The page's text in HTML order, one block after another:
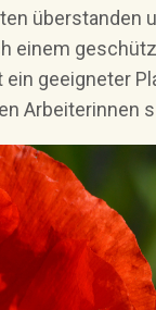
überstanden
einem
ein geeigneter
Arbeiterinnen